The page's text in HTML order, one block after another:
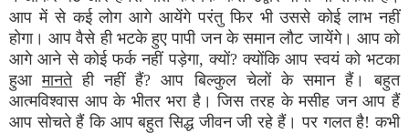
आप में से कई लोग आगे आयेंगे परंतु फिर भी उससे कोई लाभ नहीं
होगा। आप वैसे ही भटके हुए पापी जन के समान लौट जायेंगे। आप को
आगे आने से कोई फर्क नहीं पड़ेगा, क्यों? क्योंकि आप स्वयं को भटका
हुआमानतेही नहीं हैं? आप बिल्कुल चेलों के समान हैं। बहुत
आत्मविश्वास आप के भीतर भरा है। जिस तरह के मसीह जन आप हैं
आप सोचते हैं कि आप बहुत सिद्ध जीवन जी रहे हैं। पर गलत है! कभी